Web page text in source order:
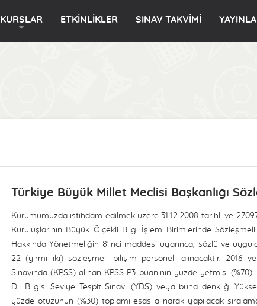
KURSLAR ETKİNLİKLER SINAV TAKVİMİ
Türkiye Büyük Millet Meclisi Başkanlığı
Kurumumuzda istihdam edilmek üzere 31.12.2008 tarihli ve
Kuruluşlarının Büyük Ölçekli Bilgi İşlem Birimlerinde
Hakkında Yönetmeliğin 8'inci maddesi uyarınca, sözlü ve
22 (yirmi iki) sözleşmeli bilişim personeli alınacaktır. 2016
Sınavında (KPSS) alınan KPSS P3 puanının yüzde yetmişi
Dil Bilgisi Seviye Tespit Sınavı (YDS) veya buna denkliği
yüzde otuzunun (%30) toplamı esas alınarak yapılacak